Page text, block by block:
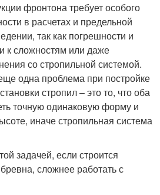
фронтона требует особого
в расчетах и предельной
так как погрешности и
к сложностям или даже
со стропильной системой.
одна проблема при постройке
стропил – это то, что оба
точную одинаковую форму и
иначе стропильная система
задачей, если строится
сложнее работать с